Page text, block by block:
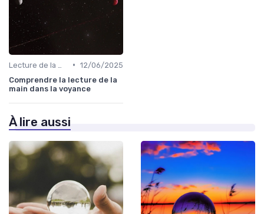
• 12/06/2025
Comprendre la lecture de la
main dans la voyance
À lire aussi